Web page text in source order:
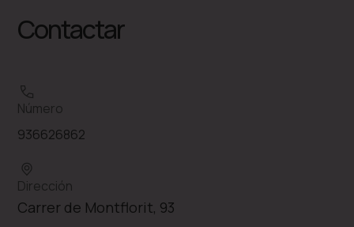
Contactar
Número
936626862
Dirección
Carrer de Montflorit, 93